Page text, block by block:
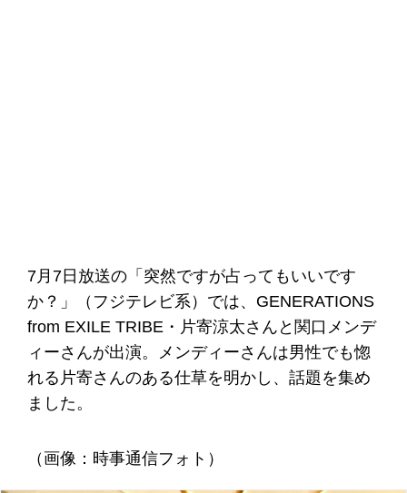
7月7日放送の「突然ですが占ってもいいです
か？」（フジテレビ系）では、GENERATIONS
from EXILE TRIBE・片寄涼太さんと関口メンデ
ィーさんが出演。メンディーさんは男性でも惚
れる片寄さんのある仕草を明かし、話題を集め
ました。
（画像：時事通信フォト）